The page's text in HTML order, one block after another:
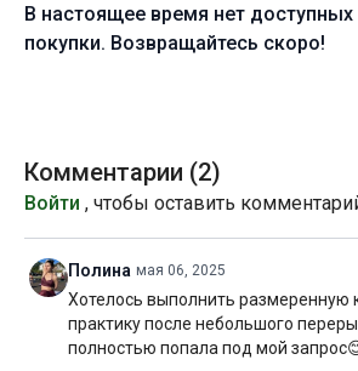
Практикующий бхакти-йогу утрачивает
и восприимчивым, и ему открывается
высшему осознанию, или просветлению.
Цель бхакти-йоги состоит в том, чтобы
отождествления с маленьким «я», т.е. с
в телесную оболочку. Считается, что в
божественного поклонения человек
личных прихотей и внутренних
правило, сковывают и сильно
В настоящее время нет доступных
покупки. Возвращайтесь скоро!
Комментарии (2)
Войти , чтобы оставить
Полина мая 06, 2025
Хотелось выполнить размеренную
практику после небольшого
полностью попала под мой